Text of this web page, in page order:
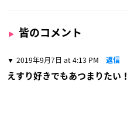
皆のコメント
2019年9月7日 at 4:13 PM 返信
えすり好きでもあつまりたい！